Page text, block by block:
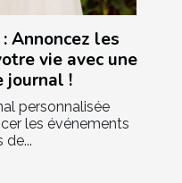
Annoncez les
vie avec une
journal !
personnalisée
les événements
de...